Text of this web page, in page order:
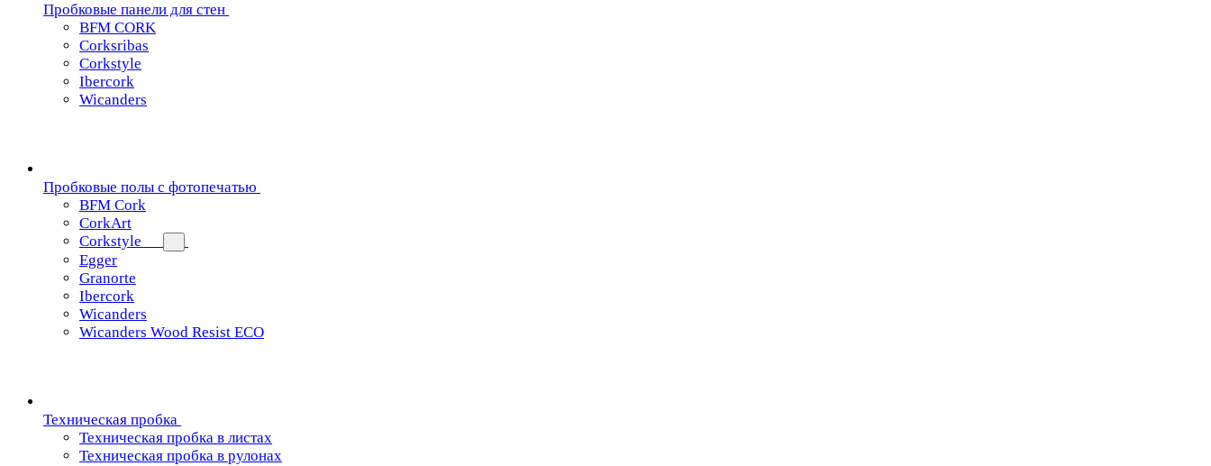
Пробковые панели для стен
BFM CORK
Corksribas
Corkstyle
Ibercork
Wicanders
Пробковые полы с фотопечатью
BFM Cork
CorkArt
Corkstyle
Egger
Granorte
Ibercork
Wicanders
Wicanders Wood Resist ECO
Техническая пробка
Техническая пробка в листах
Техническая пробка в рулонах